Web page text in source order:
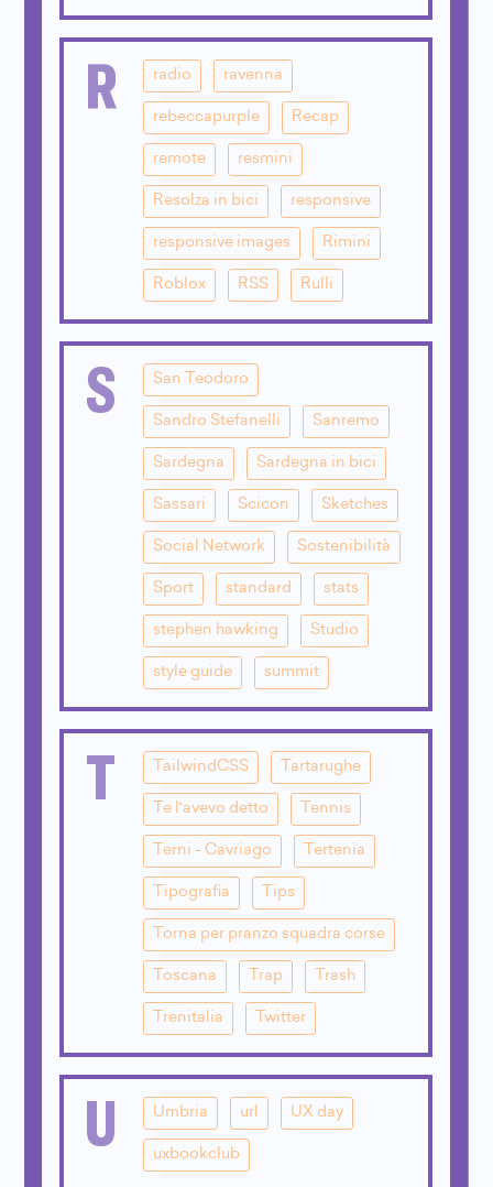
R radio ravenna
rebeccapurple Recap
remote resmini
Resolza in bici responsive
responsive images Rimini
Roblox RSS Rulli
S San Teodoro
Sandro Stefanelli Sanremo
Sardegna Sardegna in bici
Sassari Scicon Sketches
Social Network Sostenibilità
Sport standard stats
stephen hawking Studio
style guide summit
T TailwindCSS Tartarughe
Te l'avevo detto Tennis
Terni - Cavriago Tertenia
Tipografia Tips
Torna per pranzo squadra corse
Toscana Trap Trash
Trenitalia Twitter
U Umbria url UX day
uxbookclub